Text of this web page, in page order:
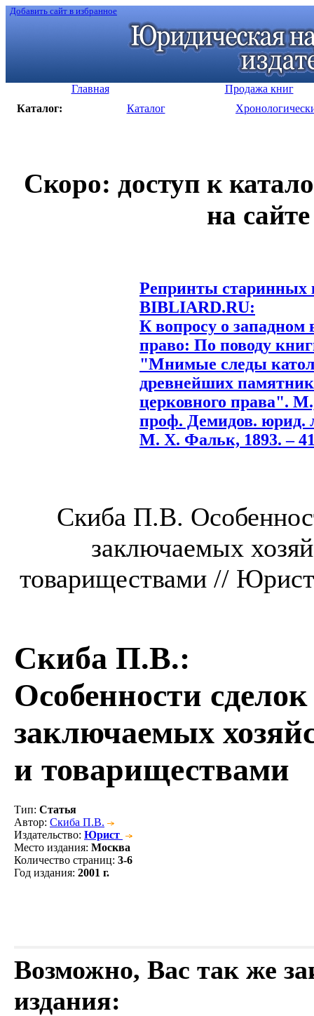
Добавить сайт в избранное
Главная
Продажа книг
Каталог:
Каталог
Скоро: доступ к
на
Репринты старинных
BIBLIARD.RU:
К вопросу о западном
право: По поводу
"Мнимые следы
древнейших
церковного права".
проф. Демидов. юрид.
М. Х. Фальк, 1893. –
Скиба П.В.
заключаемых
товариществами //
Скиба П.В.:
Особенности
заключаемых
и товариществами
Тип: Статья
Автор: Скиба П.В.
Издательство: Юрист
Место издания: Москва
Количество страниц: 3-6
Год издания: 2001 г.
Возможно, Вас так же
издания: